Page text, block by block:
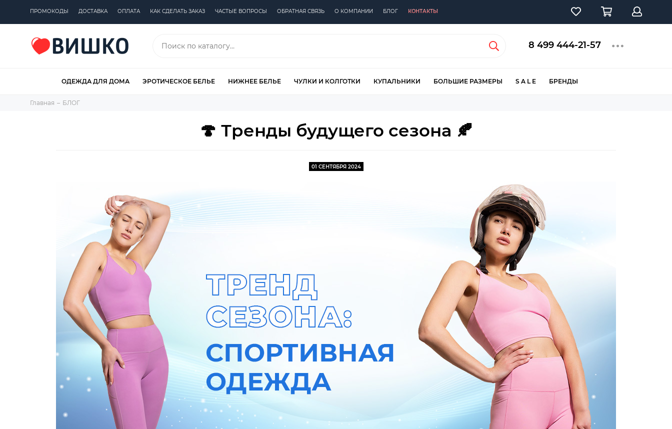
ПРОМОКОДЫ ДОСТАВКА ОПЛАТА КАК СДЕЛАТЬ ЗАКАЗ ЧАСТЫЕ ВОПРОСЫ ОБРАТНАЯ СВЯЗЬ О КОМПАНИИ БЛОГ КОНТАКТЫ
8 499 444-21-57
ОДЕЖДА ДЛЯ ДОМА ЭРОТИЧЕСКОЕ БЕЛЬЕ НИЖНЕЕ БЕЛЬЕ ЧУЛКИ И КОЛГОТКИ КУПАЛЬНИКИ БОЛЬШИЕ РАЗМЕРЫ S A L E БРЕНДЫ
Главная БЛОГ
🍄 Тренды будущего сезона 🍂
01 СЕНТЯБРЯ 2024